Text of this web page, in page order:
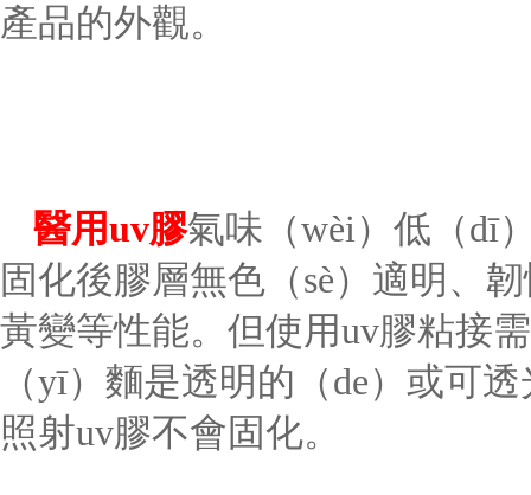
產品的外觀。
醫用uv膠氣味（wèi）低（dī
固化後膠層無色（sè）適明、
黃變等性能。 但使用uv膠粘接
（yī）麵是透明的（de）或可
照射uv膠不會固化。